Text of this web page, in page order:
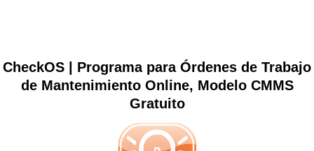
CheckOS | Programa para Órdenes de Trabajo
de Mantenimiento Online, Modelo CMMS
Gratuito